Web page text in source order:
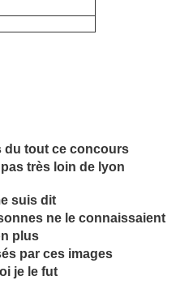
du tout ce concours
très loin de lyon
suis dit
ne le connaissaient
plus
par ces images
je le fut